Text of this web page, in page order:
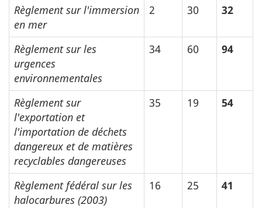
Règlement sur l'immersion
en mer
2 30 32
Règlement sur les
urgences
environnementales
34 60 94
Règlement sur
l'exportation et
l'importation de déchets
dangereux et de matières
recyclables dangereuses
35 19 54
Règlement fédéral sur les
halocarbures (2003)
16 25 41